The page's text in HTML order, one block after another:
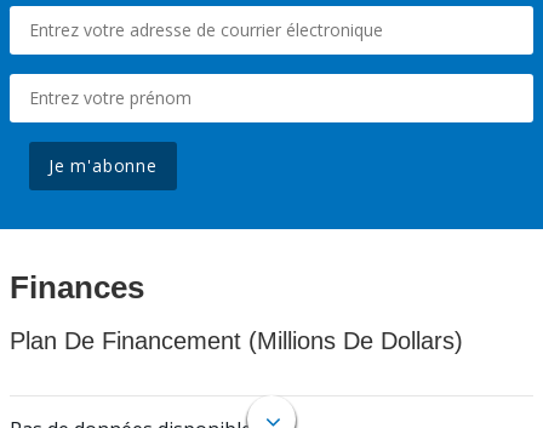
Je m'abonne
Finances
Plan De Financement (Millions De Dollars)